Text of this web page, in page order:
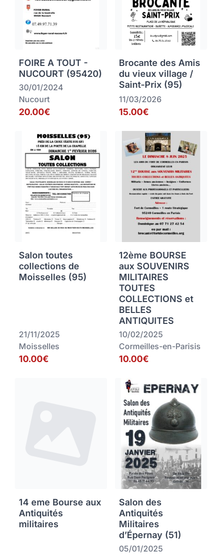
FOIRE A TOUT -
NUCOURT (95420)
30/01/2024
Nucourt
20.00€
Brocante des Amis
du vieux village /
Saint-Prix (95)
11/03/2026
15.00€
Salon toutes
collections de
Moisselles (95)
21/11/2025
Moisselles
10.00€
12ème BOURSE
aux SOUVENIRS
MILITAIRES
TOUTES
COLLECTIONS et
BELLES
ANTIQUITES
10/02/2025
Cormeilles-en-Parisis
10.00€
14 eme Bourse aux
Antiquités
militaires
Salon des
Antiquités
Militaires
d’Épernay (51)
05/01/2025